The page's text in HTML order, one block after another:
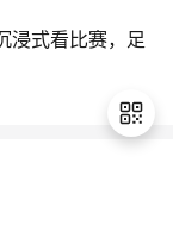
浸式看比赛，足